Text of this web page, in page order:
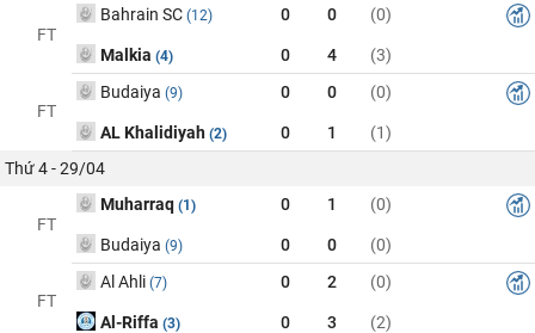
FT
Bahrain SC (12) 0 0 (0)
Malkia (4) 0 4 (3)
FT
Budaiya (9) 0 0 (0)
AL Khalidiyah (2) 0 1
(1)
Thứ 4 - 29/04
FT
Muharraq (1) 0 1 (0)
Budaiya (9) 0 0 (0)
FT
Al Ahli (7) 0 2 (0)
Al-Riffa (3) 0 3
(2)